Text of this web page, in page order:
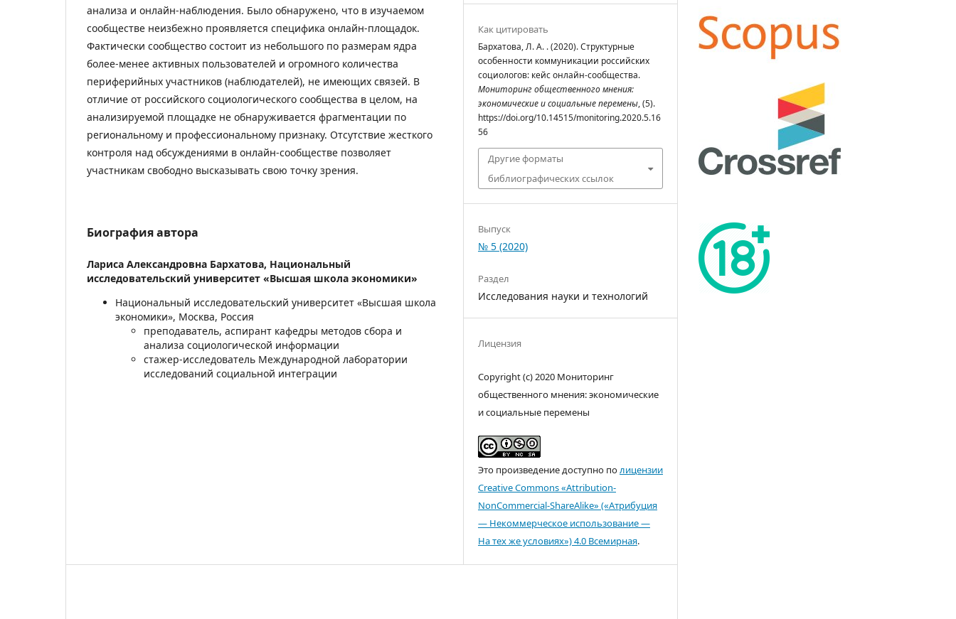
анализа и онлайн-наблюдения. Было обнаружено, что в изучаемом
сообществе неизбежно проявляется специфика онлайн-площадок.
Фактически сообщество состоит из небольшого по размерам ядра
более-менее активных пользователей и огромного количества
периферийных участников (наблюдателей), не имеющих связей. В
отличие от российского социологического сообщества в целом, на
анализируемой площадке не обнаруживается фрагментации по
региональному и профессиональному признаку. Отсутствие жесткого
контроля над обсуждениями в онлайн-сообществе позволяет
участникам свободно высказывать свою точку зрения.
Биография автора
Лариса Александровна Бархатова, Национальный
исследовательский университет «Высшая школа экономики»
Национальный исследовательский университет «Высшая школа
экономики», Москва, Россия
преподаватель, аспирант кафедры методов сбора и
анализа социологической информации
стажер-исследователь Международной лаборатории
исследований социальной интеграции
Как цитировать
Бархатова, Л. А. . (2020). Структурные
особенности коммуникации российских
социологов: кейс онлайн-сообщества.
Мониторинг общественного мнения:
экономические и социальные перемены, (5).
https://doi.org/10.14515/monitoring.2020.5.16
56
Другие форматы
библиографических ссылок
Выпуск
№ 5 (2020)
Раздел
Исследования науки и технологий
Лицензия
Copyright (c) 2020 Мониторинг
общественного мнения: экономические
и социальные перемены
Это произведение доступно полицензии
Creative Commons «Attribution-
NonCommercial-ShareAlike» («Атрибуция
— Некоммерческое использование —
На тех же условиях») 4.0 Всемирная.